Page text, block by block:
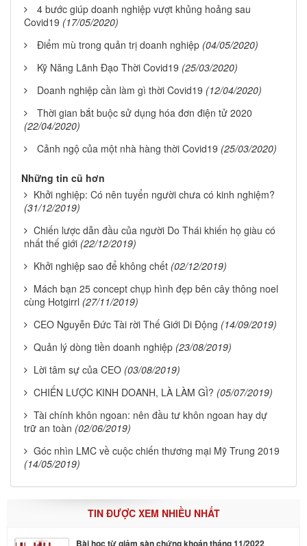
4 bước giúp doanh nghiệp vượt khủng hoảng sau
Covid19 (17/05/2020)
Điểm mù trong quản trị doanh nghiệp (04/05/2020)
Kỹ Năng Lãnh Đạo Thời Covid19 (25/03/2020)
Doanh nghiệp cần làm gì thời Covid19 (12/04/2020)
Thời gian bắt buộc sử dụng hóa đơn điện tử 2020
(22/04/2020)
Cảnh ngộ của một nhà hàng thời Covid19 (25/03/2020)
Những tin cũ hơn
Khởi nghiệp: Có nên tuyển người chưa có kinh nghiệm?
(31/12/2019)
Chiến lược dẫn đầu của người Do Thái khiến họ giàu có
nhất thế giới (22/12/2019)
Khởi nghiệp sao để không chết (02/12/2019)
Mách bạn 25 concept chụp hình đẹp bên cây thông noel
cùng Hotgirrl (27/11/2019)
CEO Nguyễn Đức Tài rời Thế Giới Di Động (14/09/2019)
Quản lý dòng tiền doanh nghiệp (23/08/2019)
Lời tâm sự của CEO (03/08/2019)
CHIẾN LƯỢC KINH DOANH, LÀ LÀM GÌ? (05/07/2019)
Tài chính khôn ngoan: nên đầu tư khôn ngoan hay dự
trữ an toàn (02/06/2019)
Góc nhìn LMC về cuộc chiến thương mại Mỹ Trung 2019
(14/05/2019)
TIN ĐƯỢC XEM NHIỀU NHẤT
Bài học từ giảm sàn chứng khoán tháng 11/2022